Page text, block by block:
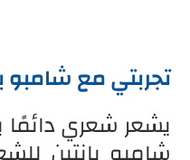
تجربتي مع شامبو
يشعر شعري دائمًا